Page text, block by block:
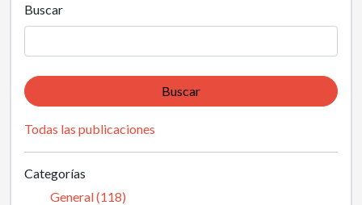
Buscar
Buscar
Todas las publicaciones
Categorías
General (118)